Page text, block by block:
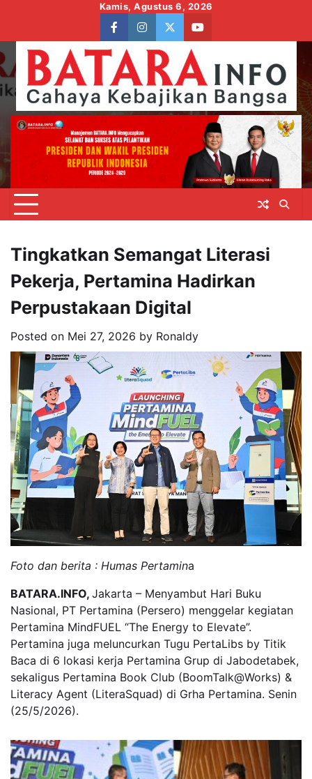
content
Kamis, Agustus 6, 2026
facebookinstagram
twitteryoutube
Tingkatkan Semangat Literasi
Pekerja, Pertamina Hadirkan
Perpustakaan Digital
Posted on Mei 27, 2026 by Ronaldy
Foto dan berita : Humas Pertamina
BATARA.INFO, Jakarta – Menyambut Hari Buku
Nasional, PT Pertamina (Persero) menggelar kegiatan
Pertamina MindFUEL “The Energy to Elevate”.
Pertamina juga meluncurkan Tugu PertaLibs by Titik
Baca di 6 lokasi kerja Pertamina Grup di Jabodetabek,
sekaligus Pertamina Book Club (BoomTalk@Works) &
Literacy Agent (LiteraSquad) di Grha Pertamina. Senin
(25/5/2026).